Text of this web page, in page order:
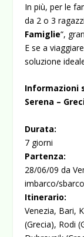
In più, per le
da 2 o 3
Famiglie“,
E se a
soluzione
Informazioni
Serena –
Durata:
7 giorni
Partenza:
28/06/09 da
imbarco/
Itinerario:
Venezia, Bari,
(Grecia), Rodi